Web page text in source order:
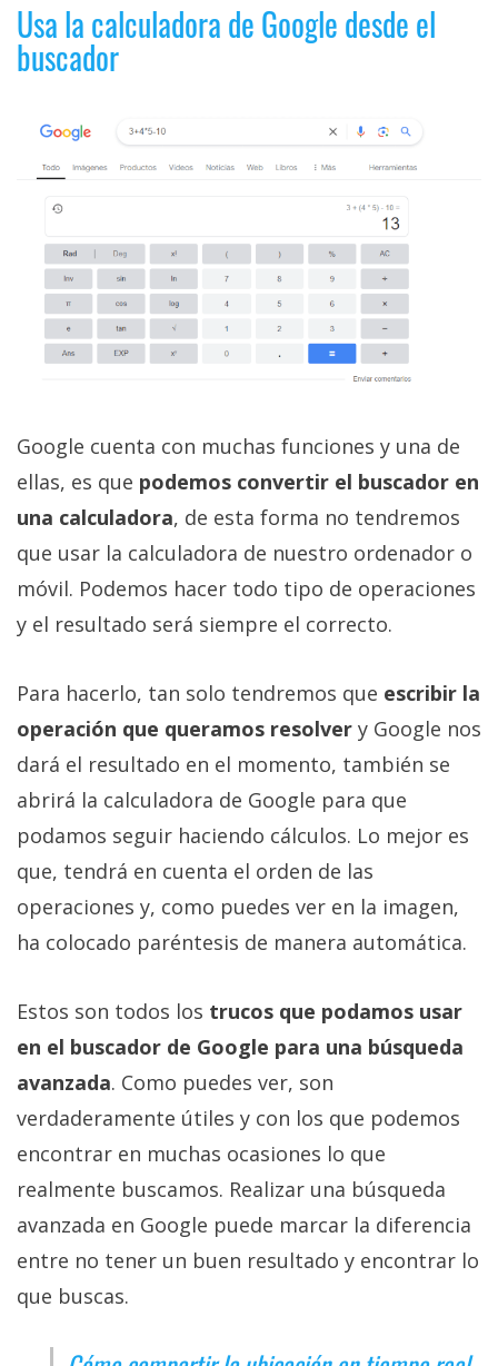
Usa la calculadora de Google desde el
buscador
Google cuenta con muchas funciones y una de
ellas, es que podemos convertir el buscador en
una calculadora, de esta forma no tendremos
que usar la calculadora de nuestro ordenador o
móvil. Podemos hacer todo tipo de operaciones
y el resultado será siempre el correcto.
Para hacerlo, tan solo tendremos que escribir la
operación que queramos resolver y Google nos
dará el resultado en el momento, también se
abrirá la calculadora de Google para que
podamos seguir haciendo cálculos. Lo mejor es
que, tendrá en cuenta el orden de las
operaciones y, como puedes ver en la imagen,
ha colocado paréntesis de manera automática.
Estos son todos los trucos que podamos usar
en el buscador de Google para una búsqueda
avanzada. Como puedes ver, son
verdaderamente útiles y con los que podemos
encontrar en muchas ocasiones lo que
realmente buscamos. Realizar una búsqueda
avanzada en Google puede marcar la diferencia
entre no tener un buen resultado y encontrar lo
que buscas.